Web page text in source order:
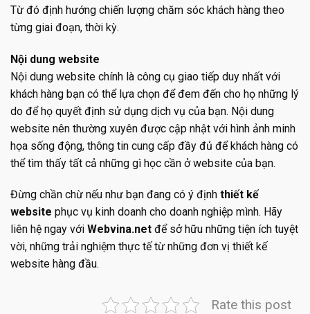
Từ đó định hướng chiến lượng chăm sóc khách hàng theo
từng giai đoạn, thời kỳ.
Nội dung website
Nội dung website chính là công cụ giao tiếp duy nhất với
khách hàng bạn có thể lựa chọn để đem đến cho họ những lý
do để họ quyết định sử dụng dịch vụ của bạn. Nội dung
website nên thường xuyên được cập nhật với hình ảnh minh
họa sống động, thông tin cung cấp đầy đủ để khách hàng có
thể tìm thấy tất cả những gì học cần ở website của bạn.
Đừng chần chừ nếu như bạn đang có ý định thiết kế
website phục vụ kinh doanh cho doanh nghiệp mình. Hãy
liên hệ ngay với Webvina.net để sở hữu những tiện ích tuyệt
vời, những trải nghiệm thực tế từ những đơn vị thiết kế
website hàng đầu.
Rate this post